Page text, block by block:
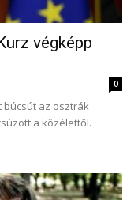
végképp
0
búcsút az osztrák
a közélettől.